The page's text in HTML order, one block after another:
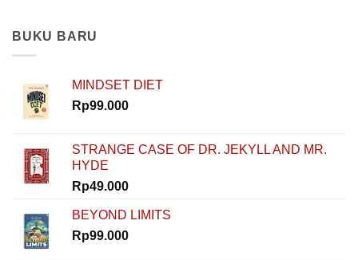
Nur
Ibrahim
Buktiin
Dimulai
Nol
How
To
Start
BUKU BARU
MINDSET DIET
Rp99.000
STRANGE CASE OF DR. JEKYLL AND MR.
HYDE
Rp49.000
BEYOND LIMITS
Rp99.000